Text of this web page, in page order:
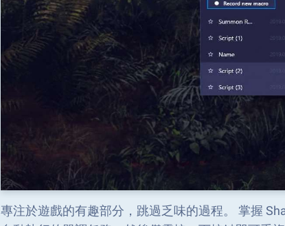
專注於遊戲的有趣部分，跳過乏味的過程。 掌握